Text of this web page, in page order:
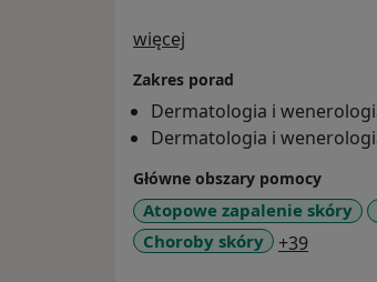
więcej
Zakres porad
Dermatologia i
Dermatologia i
Główne obszary pomocy
Atopowe zapalenie skóry
Choroby skóry
+39